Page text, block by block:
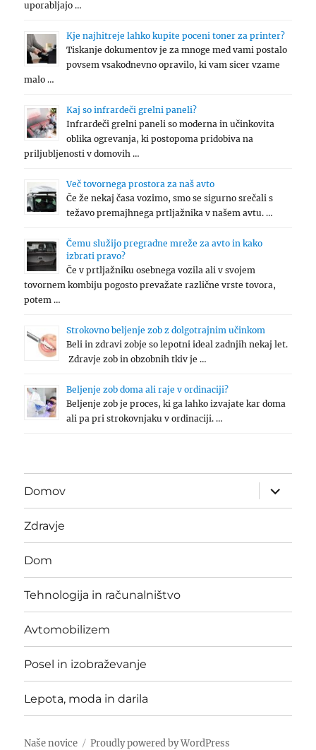
uporabljajo …
Kje najhitreje lahko kupite poceni toner za printer?
Tiskanje dokumentov je za mnoge med vami postalo
povsem vsakodnevno opravilo, ki vam sicer vzame
malo …
Kaj so infrardeči grelni paneli?
Infrardeči grelni paneli so moderna in učinkovita
oblika ogrevanja, ki postopoma pridobiva na
priljubljenosti v domovih …
Več tovornega prostora za naš avto
Če že nekaj časa vozimo, smo se sigurno srečali s
težavo premajhnega prtljažnika v našem avtu. …
Čemu služijo pregradne mreže za avto in kako
izbrati pravo?
Če v prtljažniku osebnega vozila ali v svojem
tovornem kombiju pogosto prevažate različne vrste tovora,
potem …
Strokovno beljenje zob z dolgotrajnim učinkom
Beli in zdravi zobje so lepotni ideal zadnjih nekaj let.
Zdravje zob in obzobnih tkiv je …
Beljenje zob doma ali raje v ordinaciji?
Beljenje zob je proces, ki ga lahko izvajate kar doma
ali pa pri strokovnjaku v ordinaciji. …
Domov
expand
child
menu
Zdravje
Dom
Tehnologija in računalništvo
Avtomobilizem
Posel in izobraževanje
Lepota, moda in darila
Naše novice Proudly powered by WordPress